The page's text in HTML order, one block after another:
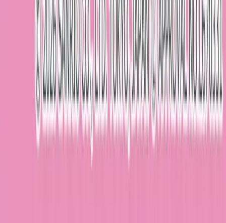
運営会社: 株式会社ティスコ
Benex川越店
Benex浦和店
Benex平塚店
Benex川崎店
Benex大和店